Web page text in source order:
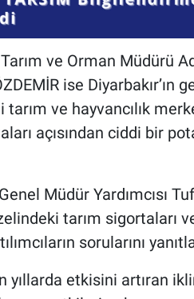
Tarım ve Orman Müdürü
ise Diyarbakır’ın
ve hayvancılık
açısından ciddi bir
Müdür Yardımcısı
tarım sigortaları
sorularını
yıllarda etkisini artıran